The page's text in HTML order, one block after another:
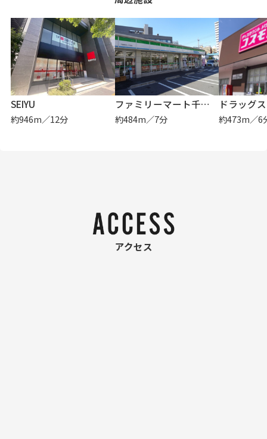
SEIYU
約946m／12分
ファミリーマート千葉祐光一丁目店
約484m／7分 約473m／6
アクセス